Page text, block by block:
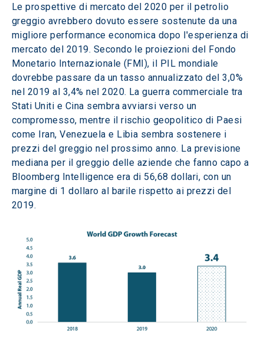
Le prospettive di mercato del 2020 per il petrolio
greggio avrebbero dovuto essere sostenute da una
migliore performance economica dopo l'esperienza di
mercato del 2019. Secondo le proiezioni del Fondo
Monetario Internazionale (FMI), il PIL mondiale
dovrebbe passare da un tasso annualizzato del 3,0%
nel 2019 al 3,4% nel 2020. La guerra commerciale tra
Stati Uniti e Cina sembra avviarsi verso un
compromesso, mentre il rischio geopolitico di Paesi
come Iran, Venezuela e Libia sembra sostenere i
prezzi del greggio nel prossimo anno. La previsione
mediana per il greggio delle aziende che fanno capo a
Bloomberg Intelligence era di 56,68 dollari, con un
margine di 1 dollaro al barile rispetto ai prezzi del
2019.